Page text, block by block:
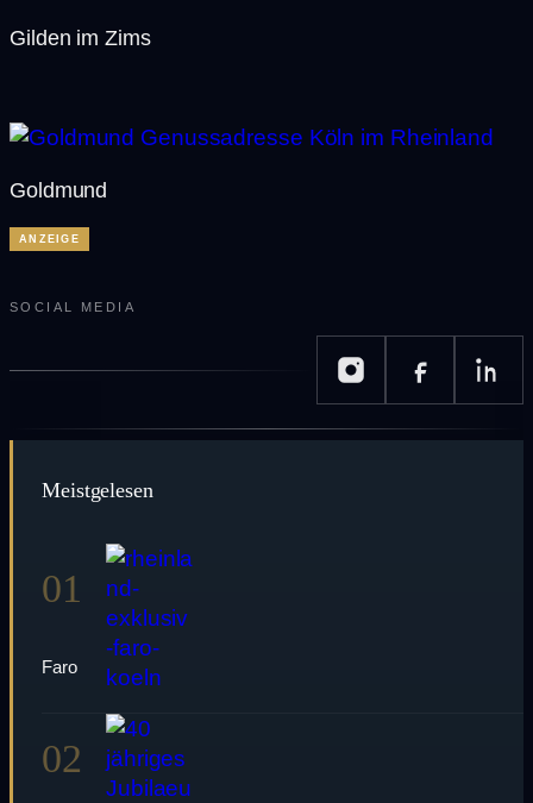
Gilden im Zims
Goldmund
SOCIAL MEDIA
ANZEIGE
Meistgelesen
01
Faro
02